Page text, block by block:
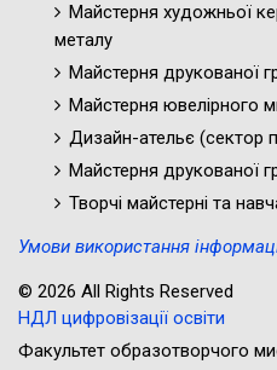
Майстерня художньої
металу
Майстерня друкованої
Майстерня ювелірного
Дизайн-ательє (cектор
Майстерня друкованої
Творчі майстерні та
Умови використання
© 2026 All Rights Reserved
НДЛ цифровізації освіти
Факультет образотворчого